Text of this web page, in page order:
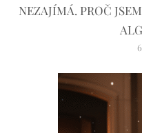
NEZAJÍMÁ. PROČ